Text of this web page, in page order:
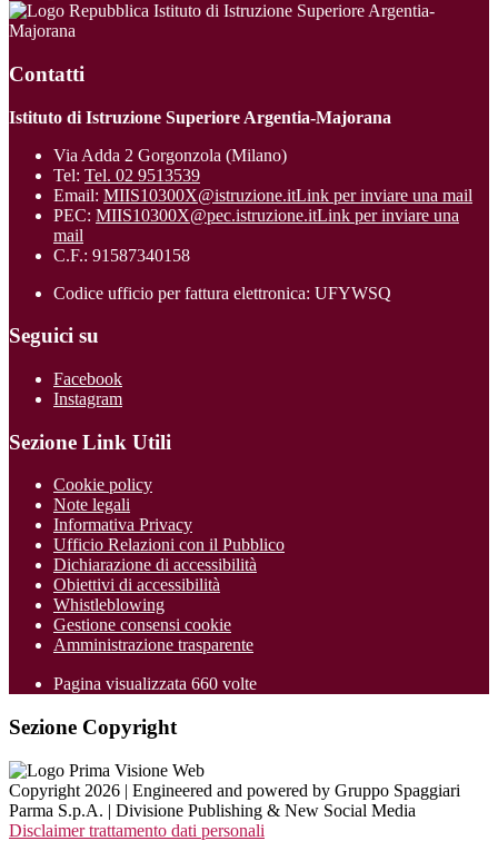
Istituto di Istruzione Superiore Argentia-
Majorana
Contatti
Istituto di Istruzione Superiore Argentia-Majorana
Via Adda 2 Gorgonzola (Milano)
Tel: Tel. 02 9513539
Email: MIIS10300X@istruzione.itLink per inviare una mail
PEC: MIIS10300X@pec.istruzione.itLink per inviare una
mail
C.F.: 91587340158
Codice ufficio per fattura elettronica: UFYWSQ
Seguici su
Facebook
Instagram
Sezione Link Utili
Cookie policy
Note legali
Informativa Privacy
Ufficio Relazioni con il Pubblico
Dichiarazione di accessibilità
Obiettivi di accessibilità
Whistleblowing
Gestione consensi cookie
Amministrazione trasparente
Pagina visualizzata 660 volte
Sezione Copyright
Copyright 2026 | Engineered and powered by Gruppo Spaggiari
Parma S.p.A. | Divisione Publishing & New Social Media
Disclaimer trattamento dati personali